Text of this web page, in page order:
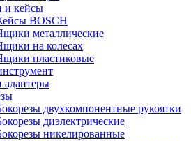
и кейсы
BOSCH
металлические
на колесах
пластиковые
адаптеры
двухкомпонентные рукоятки
диэлектрические
никелированные